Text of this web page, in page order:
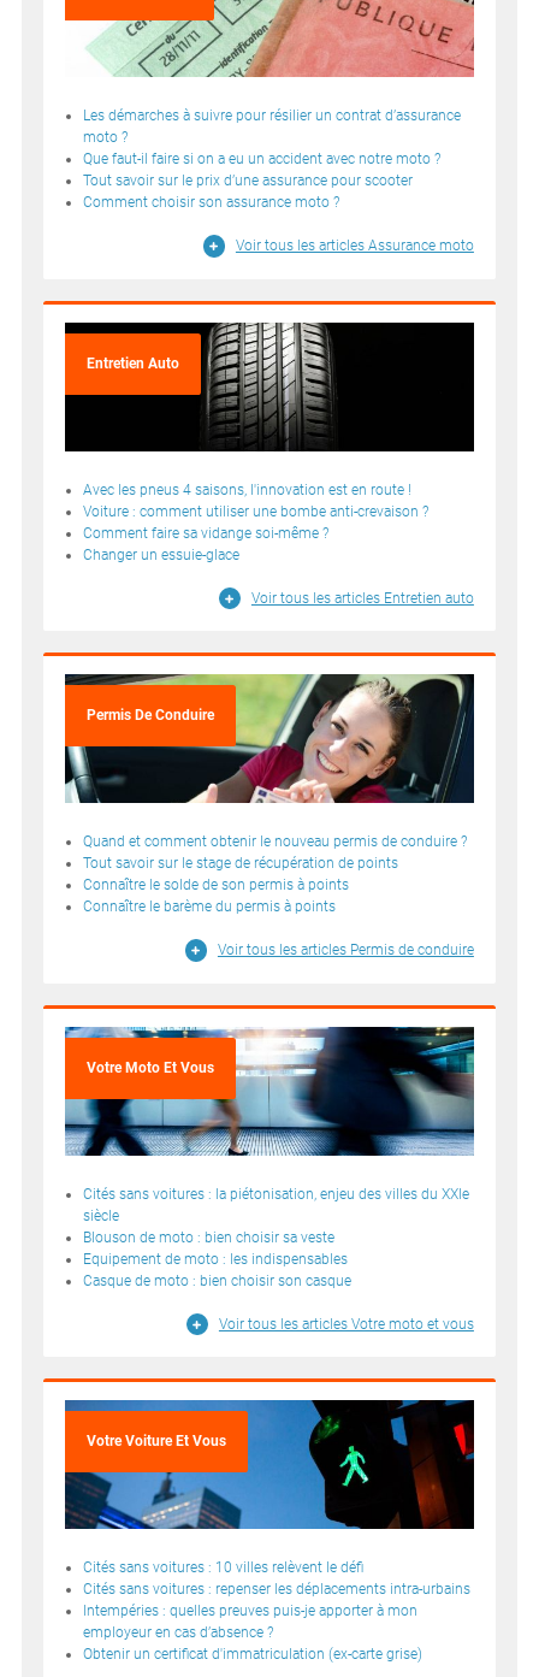
Les démarches à suivre pour résilier un contrat d’assurance
moto ?
Que faut-il faire si on a eu un accident avec notre moto ?
Tout savoir sur le prix d’une assurance pour scooter
Comment choisir son assurance moto ?
Voir tous les articles Assurance moto
Entretien Auto
Avec les pneus 4 saisons, l'innovation est en route !
Voiture : comment utiliser une bombe anti-crevaison ?
Comment faire sa vidange soi-même ?
Changer un essuie-glace
Voir tous les articles Entretien auto
Permis De Conduire
Quand et comment obtenir le nouveau permis de conduire ?
Tout savoir sur le stage de récupération de points
Connaître le solde de son permis à points
Connaître le barème du permis à points
Voir tous les articles Permis de conduire
Votre Moto Et Vous
Cités sans voitures : la piétonisation, enjeu des villes du XXIe
siècle
Blouson de moto : bien choisir sa veste
Equipement de moto : les indispensables
Casque de moto : bien choisir son casque
Voir tous les articles Votre moto et vous
Votre Voiture Et Vous
Cités sans voitures : 10 villes relèvent le défi
Cités sans voitures : repenser les déplacements intra-urbains
Intempéries : quelles preuves puis-je apporter à mon
employeur en cas d’absence ?
Obtenir un certificat d'immatriculation (ex-carte grise)